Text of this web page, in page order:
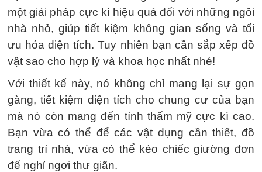
một giải pháp cực kì hiệu quả đối với những ngôi
nhà nhỏ, giúp tiết kiệm không gian sống và tối
ưu hóa diện tích. Tuy nhiên bạn cần sắp xếp đồ
vật sao cho hợp lý và khoa học nhất nhé!
Với thiết kế này, nó không chỉ mang lại sự gọn
gàng, tiết kiệm diện tích cho chung cư của bạn
mà nó còn mang đến tính thẩm mỹ cực kì cao.
Bạn vừa có thể để các vật dụng cần thiết, đồ
trang trí nhà, vừa có thể kéo chiếc giường đơn
để nghỉ ngơi thư giãn.